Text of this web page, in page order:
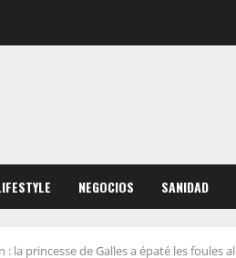
NEGOCIOS SANIDAD
: la princesse de Galles a épaté les foules